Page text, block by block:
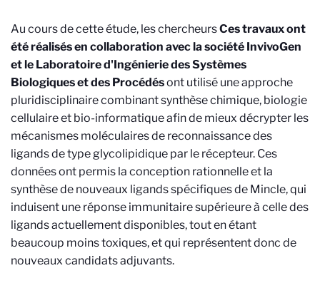
Au cours de cette étude, les chercheursCes travaux ont
été réalisés en collaboration avec la société InvivoGen
et le Laboratoire d'Ingénierie des Systèmes
Biologiques et des Procédésont utilisé une approche
pluridisciplinaire combinant synthèse chimique, biologie
cellulaire et bio-informatique afin de mieux décrypter les
mécanismes moléculaires de reconnaissance des
ligands de type glycolipidique par le récepteur. Ces
données ont permis la conception rationnelle et la
synthèse de nouveaux ligands spécifiques de Mincle, qui
induisent une réponse immunitaire supérieure à celle des
ligands actuellement disponibles, tout en étant
beaucoup moins toxiques, et qui représentent donc de
nouveaux candidats adjuvants.